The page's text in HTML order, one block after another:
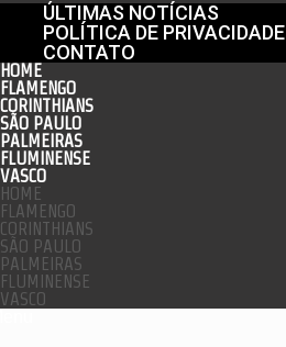
ÚLTIMAS NOTÍCIAS
POLÍTICA DE PRIVACIDADE
CONTATO
HOME
FLAMENGO
CORINTHIANS
SÃO PAULO
PALMEIRAS
FLUMINENSE
VASCO
HOME
FLAMENGO
CORINTHIANS
SÃO PAULO
PALMEIRAS
FLUMINENSE
VASCO